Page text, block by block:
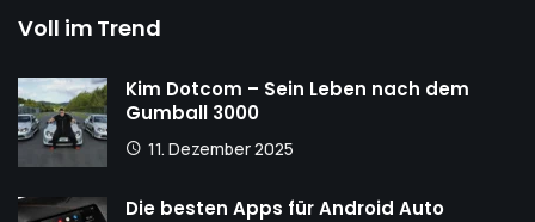
Voll im Trend
Kim Dotcom – Sein Leben nach dem
Gumball 3000
11. Dezember 2025
Die besten Apps für Android Auto